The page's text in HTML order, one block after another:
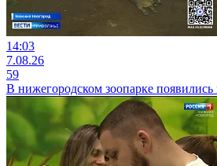
14:03
7.08.26
59
В нижегородском зоопарке